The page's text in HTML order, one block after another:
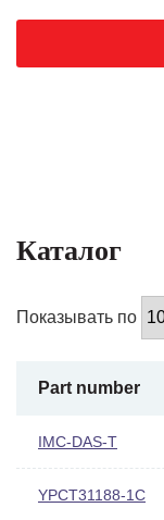
Каталог
Показывать по
Part number
IMC-DAS-T
YPCT31188-1C